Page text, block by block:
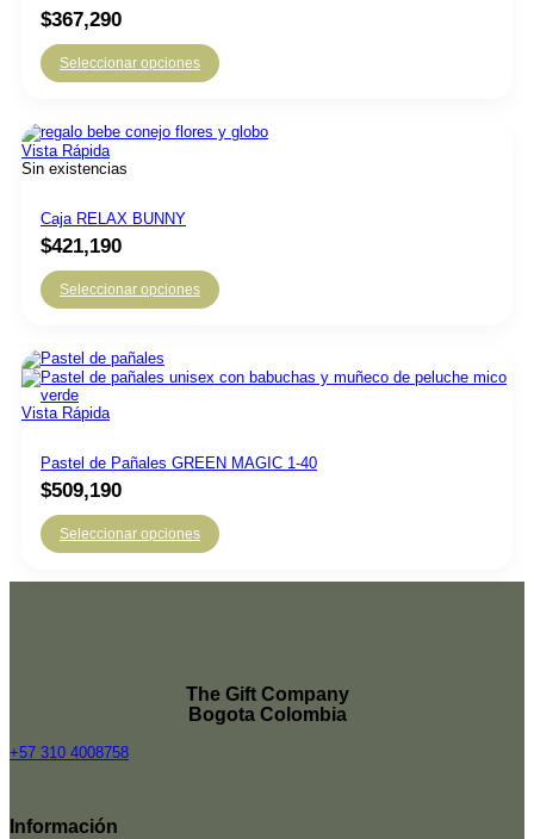
$367,290
Seleccionar opciones
Vista Rápida
Sin existencias
Caja RELAX BUNNY
$421,190
Seleccionar opciones
Vista Rápida
Pastel de Pañales GREEN MAGIC 1-40
$509,190
Seleccionar opciones
The Gift Company
Bogota Colombia
+57 310 4008758
Rated
Información